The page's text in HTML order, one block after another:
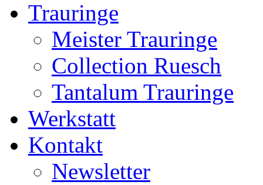
Trauringe
Meister Trauringe
Collection Ruesch
Tantalum Trauringe
Werkstatt
Kontakt
Newsletter